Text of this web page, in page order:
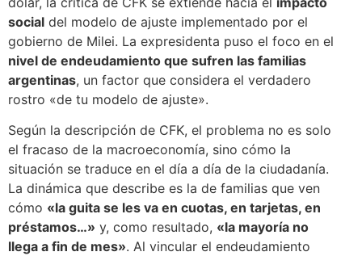
social del modelo de ajuste implementado por el
gobierno de Milei. La expresidenta puso el foco en el
nivel de endeudamiento que sufren las familias
argentinas, un factor que considera el verdadero
rostro «de tu modelo de ajuste».
Según la descripción de CFK, el problema no es solo
el fracaso de la macroeconomía, sino cómo la
situación se traduce en el día a día de la ciudadanía.
La dinámica que describe es la de familias que ven
cómo «la guita se les va en cuotas, en tarjetas, en
préstamos…» y, como resultado, «la mayoría no
llega a fin de mes». Al vincular el endeudamiento